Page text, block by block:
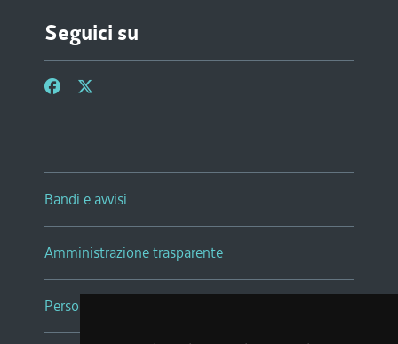
Seguici su
Bandi e avvisi
Amministrazione trasparente
Persone e Uffici